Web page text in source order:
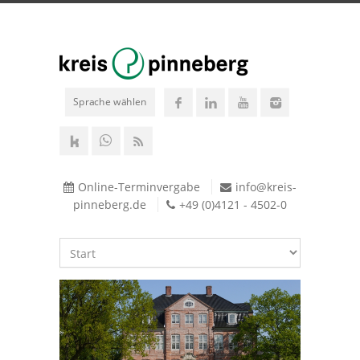
Sprache wählen
Online-Terminvergabe
info@kreis-
pinneberg.de
+49 (0)4121 - 4502-0